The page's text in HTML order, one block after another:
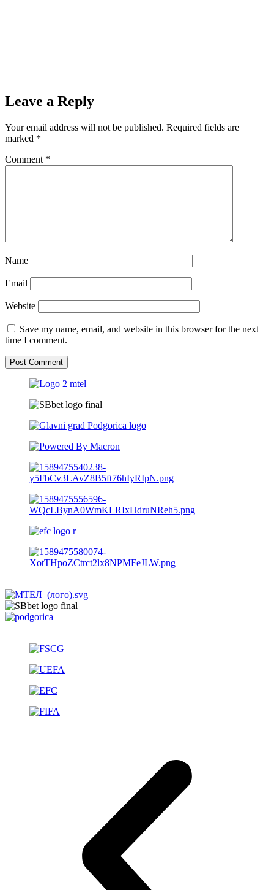
Leave a Reply
Your email address will not be published. Required fields are
marked *
Comment *
Name
Email
Website
Save my name, email, and website in this browser for the next
time I comment.